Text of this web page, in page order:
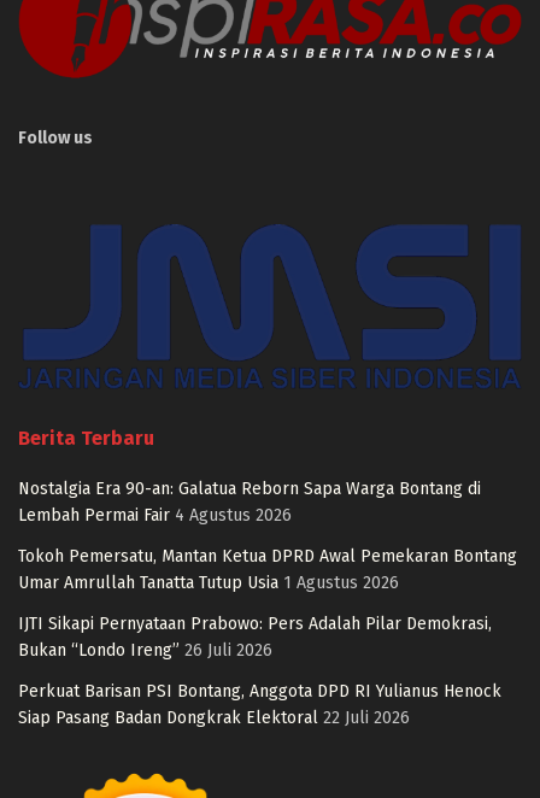
Follow us
Berita Terbaru
Nostalgia Era 90-an: Galatua Reborn Sapa Warga Bontang di
Lembah Permai Fair 4 Agustus 2026
Tokoh Pemersatu, Mantan Ketua DPRD Awal Pemekaran Bontang
Umar Amrullah Tanatta Tutup Usia 1 Agustus 2026
IJTI Sikapi Pernyataan Prabowo: Pers Adalah Pilar Demokrasi,
Bukan “Londo Ireng” 26 Juli 2026
Perkuat Barisan PSI Bontang, Anggota DPD RI Yulianus Henock
Siap Pasang Badan Dongkrak Elektoral 22 Juli 2026